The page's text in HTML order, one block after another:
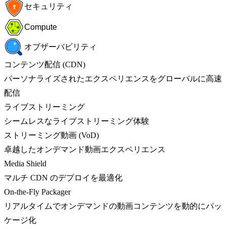
セキュリティ
Compute
オブザーバビリティ
コンテンツ配信 (CDN)
パーソナライズされたエクスペリエンスをグローバルに高速
配信
ライブストリーミング
シームレスなライブストリーミング体験
ストリーミング動画 (VoD)
卓越したオンデマンド動画エクスペリエンス
Media Shield
マルチ CDN のデプロイを最適化
On-the-Fly Packager
リアルタイムでオンデマンドの動画コンテンツを動的にパッ
ケージ化